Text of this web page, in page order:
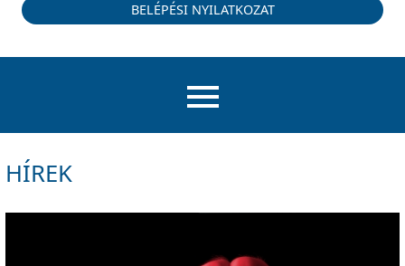
BELÉPÉSI NYILATKOZAT
HÍREK